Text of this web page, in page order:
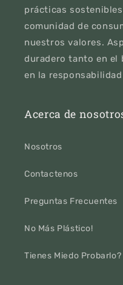
prácticas
comunidad de
nuestros valores.
duradero tanto en el
en la
Acerca de
Nosotros
Contactenos
Preguntas Frecuentes
No Más Plástico!
Tienes Miedo Probarlo?